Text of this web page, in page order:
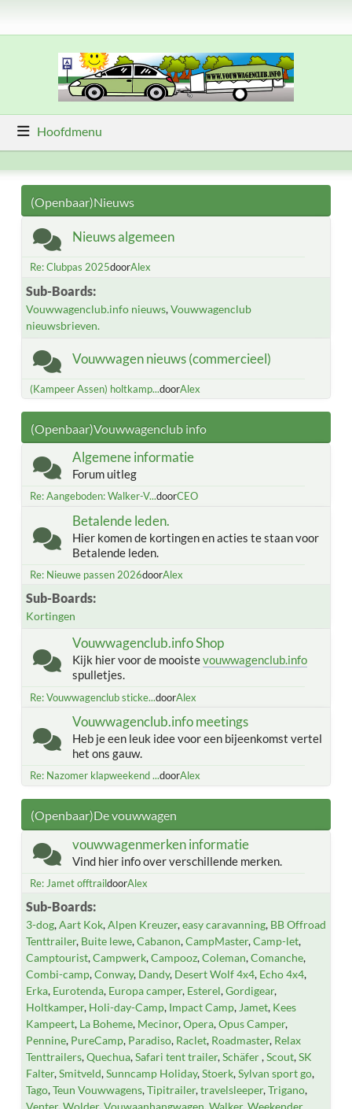
Hoofdmenu
(Openbaar)Nieuws
Nieuws algemeen
Re: Clubpas 2025doorAlex
Sub-Boards
Vouwwagenclub.info nieuws Vouwwagenclub
nieuwsbrieven.
Vouwwagen nieuws (commercieel)
(Kampeer Assen) holtkamp...doorAlex
(Openbaar)Vouwwagenclub info
Algemene informatie
Forum uitleg
Re: Aangeboden: Walker-V...doorCEO
Betalende leden.
Hier komen de kortingen en acties te staan voor
Betalende leden.
Re: Nieuwe passen 2026doorAlex
Sub-Boards
Kortingen
Vouwwagenclub.info Shop
Kijk hier voor de mooistevouwwagenclub.info
spulletjes.
Re: Vouwwagenclub sticke...doorAlex
Vouwwagenclub.info meetings
Heb je een leuk idee voor een bijeenkomst vertel
het ons gauw.
Re: Nazomer klapweekend ...doorAlex
(Openbaar)De vouwwagen
vouwwagenmerken informatie
Vind hier info over verschillende merken.
Re: Jamet offtraildoorAlex
Sub-Boards
3-dog Aart Kok Alpen Kreuzer easy caravanning BB Offroad
Tenttrailer Buite lewe Cabanon CampMaster Camp-let
Camptourist Campwerk Campooz Coleman Comanche
Combi-camp Conway Dandy Desert Wolf 4x4 Echo 4x4
Erka Eurotenda Europa camper Esterel Gordigear
Holtkamper Holi-day-Camp Impact Camp Jamet Kees
Kampeert La Boheme Mecinor Opera Opus Camper
Pennine PureCamp Paradiso Raclet Roadmaster Relax
Tenttrailers Quechua Safari tent trailer Schäfer Scout SK
Falter Smitveld Sunncamp Holiday Stoerk Sylvan sport go
Tago Teun Vouwwagens Tipitrailer travelsleeper Trigano